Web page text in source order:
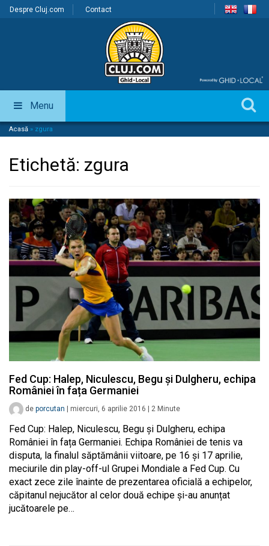
Despre Cluj.com Contact
Menu
Acasă » zgura
Etichetă: zgura
Fed Cup: Halep, Niculescu, Begu și Dulgheru, echipa
României în fața Germaniei
de porcutan miercuri, 6 aprilie 2016 2 Minute
Fed Cup: Halep, Niculescu, Begu și Dulgheru, echipa
României în fața Germaniei. Echipa României de tenis va
disputa, la finalul săptămânii viitoare, pe 16 și 17 aprilie,
meciurile din play-off-ul Grupei Mondiale a Fed Cup. Cu
exact zece zile înainte de prezentarea oficială a echipelor,
căpitanul nejucător al celor două echipe și-au anunțat
jucătoarele pe…